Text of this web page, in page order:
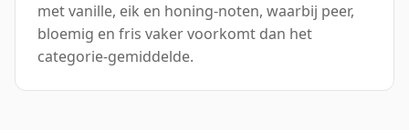
met vanille, eik en honing-noten, waarbij peer,
bloemig en fris vaker voorkomt dan het
categorie-gemiddelde.